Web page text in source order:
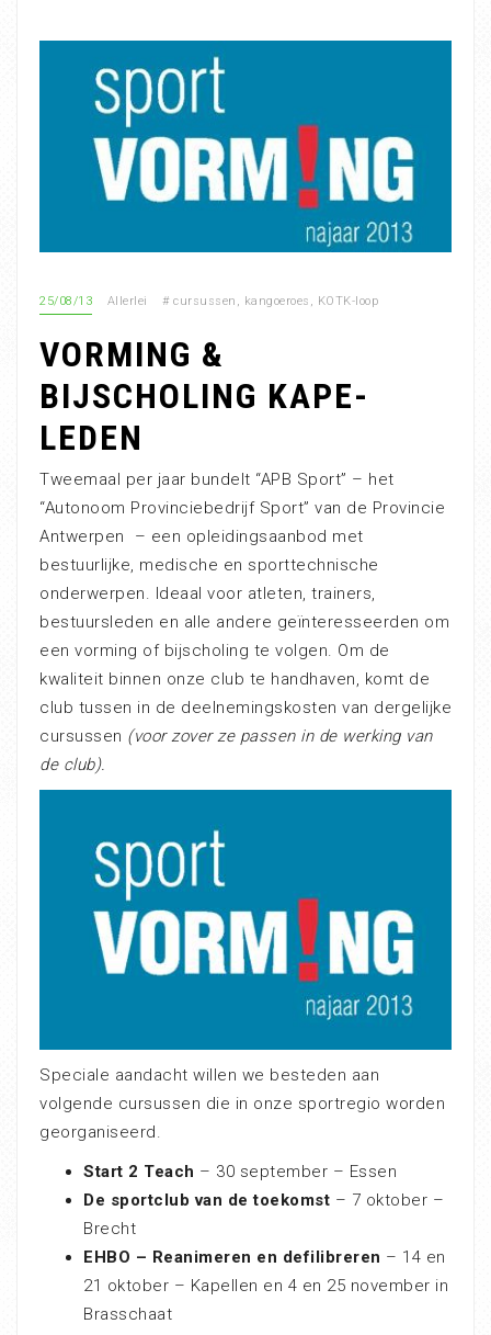
25/08/13 Allerlei # cursussen kangoeroes KOTK-loop
VORMING &
BIJSCHOLING KAPE-
LEDEN
Tweemaal per jaar bundelt “APB Sport” – het
“Autonoom Provinciebedrijf Sport” van de Provincie
Antwerpen – een opleidingsaanbod met
bestuurlijke, medische en sporttechnische
onderwerpen. Ideaal voor atleten, trainers,
bestuursleden en alle andere geïnteresseerden om
een vorming of bijscholing te volgen. Om de
kwaliteit binnen onze club te handhaven, komt de
club tussen in de deelnemingskosten van dergelijke
cursussen (voor zover ze passen in de werking van
de club).
Speciale aandacht willen we besteden aan
volgende cursussen die in onze sportregio worden
georganiseerd.
Start 2 Teach – 30 september – Essen
De sportclub van de toekomst – 7 oktober –
Brecht
EHBO – Reanimeren en defilibreren – 14 en
21 oktober – Kapellen en 4 en 25 november in
Brasschaat